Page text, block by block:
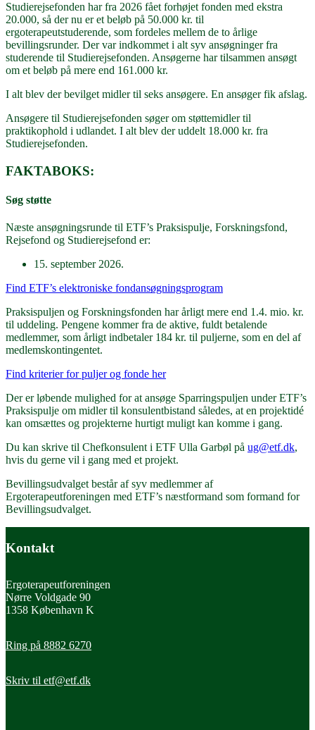
Studierejsefonden har fra 2026 fået forhøjet fonden med ekstra
20.000, så der nu er et beløb på 50.000 kr. til
ergoterapeutstuderende, som fordeles mellem de to årlige
bevillingsrunder. Der var indkommet i alt syv ansøgninger fra
studerende til Studierejsefonden. Ansøgerne har tilsammen ansøgt
om et beløb på mere end 161.000 kr.
I alt blev der bevilget midler til seks ansøgere. En ansøger fik afslag.
Ansøgere til Studierejsefonden søger om støttemidler til
praktikophold i udlandet. I alt blev der uddelt 18.000 kr. fra
Studierejsefonden.
FAKTABOKS:
Søg støtte
Næste ansøgningsrunde til ETF’s Praksispulje, Forskningsfond,
Rejsefond og Studierejsefond er:
15. september 2026.
Find ETF’s elektroniske fondansøgningsprogram
Praksispuljen og Forskningsfonden har årligt mere end 1.4. mio. kr.
til uddeling. Pengene kommer fra de aktive, fuldt betalende
medlemmer, som årligt indbetaler 184 kr. til puljerne, som en del af
medlemskontingentet.
Find kriterier for puljer og fonde her
Der er løbende mulighed for at ansøge Sparringspuljen under ETF’s
Praksispulje om midler til konsulentbistand således, at en projektidé
kan omsættes og projekterne hurtigt muligt kan komme i gang.
Du kan skrive til Chefkonsulent i ETF Ulla Garbøl på ug@etf.dk,
hvis du gerne vil i gang med et projekt.
Bevillingsudvalget består af syv medlemmer af
Ergoterapeutforeningen med ETF’s næstformand som formand for
Bevillingsudvalget.
Kontakt
Ergoterapeutforeningen
Nørre Voldgade 90
1358 København K
Ring på 8882 6270
Skriv til etf@etf.dk